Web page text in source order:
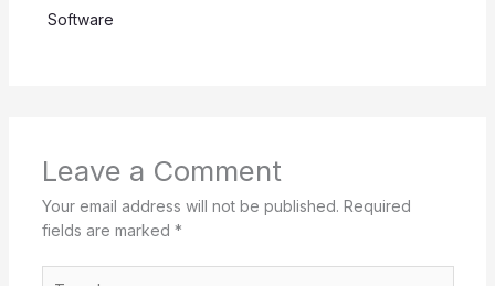
Software
Leave a Comment
Your email address will not be published. Required
fields are marked *